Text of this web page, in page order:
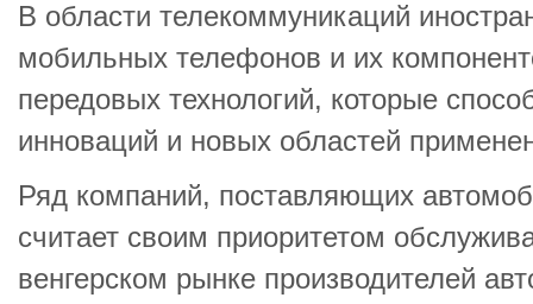
В области телекоммуникаций
мобильных телефонов и их
передовых технологий, которые
инноваций и новых областей
Ряд компаний, поставляющих
считает своим приоритетом
венгерском рынке производителей